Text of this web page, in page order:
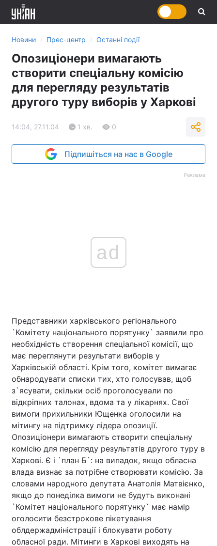
Головна Війна
Україна Політика
Економіка Світ
Спорт Наука
Новини › Прес-центр › Останні події
Опозиціонери вимагають
створити спеціальну комісію
для перегляду результатів
другого туру виборів у Харкові
14:04, 27.11.04 1 хв. 0
Підпишіться на нас в Google
Реклама
ad
Представники харківського регіонального
`Комітету національного порятунку` заявили про
необхідність створення спеціальної комісії, що
має переглянути результати виборів у
Харківській області. Крім того, комітет вимагає
обнародувати списки тих, хто голосував, щоб
з`ясувати, скільки осіб проголосували по
відкріпних талонах, вдома та у лікарнях. Свої
вимоги прихильники Ющенка оголосили на
мітингу на підтримку лідера опозиції.
Опозиціонери вимагають створити спеціальну
комісію для перегляду результатів другого туру в
Харкові. Є і `план Б`: на випадок, якщо обласна
влада визнає за потрібне створювати комісію. За
словами народного депутата Анатолія Матвієнко,
якщо до понеділка вимоги не будуть виконані
`Комітет національного порятунку` має намір
оголосити безстрокове пікетування
облдержадміністрації і блокувати роботу
обласної ради. Мітинги в Харкові виходять на